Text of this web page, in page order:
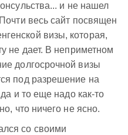
и не нашел
весь сайт посвящен
визы, которая,
не дает. В неприметном
долгосрочной визы
под разрешение на
и то еще надо как-то
что ничего не ясно.
со своими